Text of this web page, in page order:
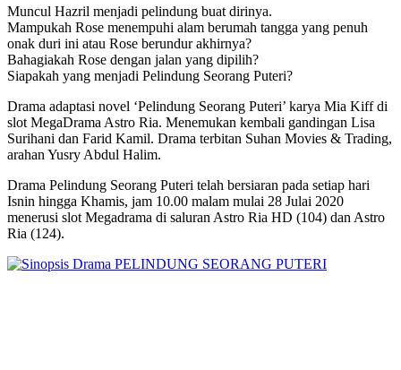
Muncul Hazril menjadi pelindung buat dirinya.
Mampukah Rose menempuhi alam berumah tangga yang penuh
onak duri ini atau Rose berundur akhirnya?
Bahagiakah Rose dengan jalan yang dipilih?
Siapakah yang menjadi Pelindung Seorang Puteri?
Drama adaptasi novel ‘Pelindung Seorang Puteri’ karya Mia Kiff di
slot MegaDrama Astro Ria. Menemukan kembali gandingan Lisa
Surihani dan Farid Kamil. Drama terbitan Suhan Movies & Trading,
arahan Yusry Abdul Halim.
Drama Pelindung Seorang Puteri telah bersiaran pada setiap hari
Isnin hingga Khamis, jam 10.00 malam mulai 28 Julai 2020
menerusi slot Megadrama di saluran Astro Ria HD (104) dan Astro
Ria (124).